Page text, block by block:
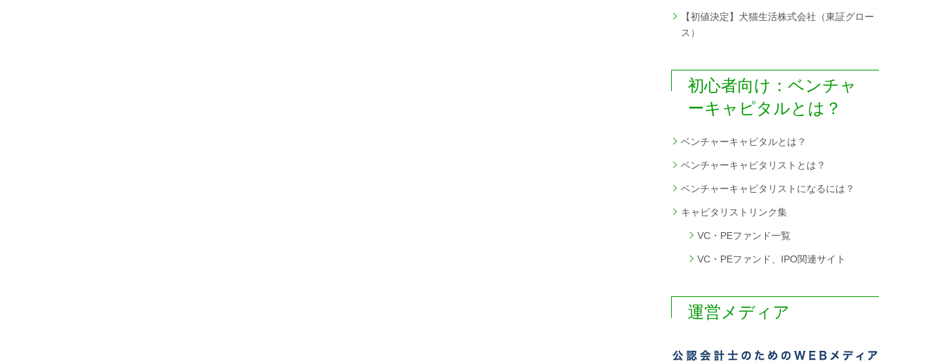
【初値決定】犬猫生活株式会社（東証グロー
ス）
初心者向け：ベンチャ
ーキャピタルとは？
ベンチャーキャピタルとは？
ベンチャーキャピタリストとは？
ベンチャーキャピタリストになるには？
キャピタリストリンク集
VC・PEファンド一覧
VC・PEファンド、IPO関連サイト
運営メディア